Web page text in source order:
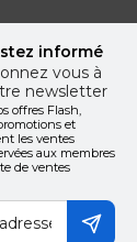
informé
vous à
newsletter
offres Flash,
et
les ventes
aux membres
de ventes